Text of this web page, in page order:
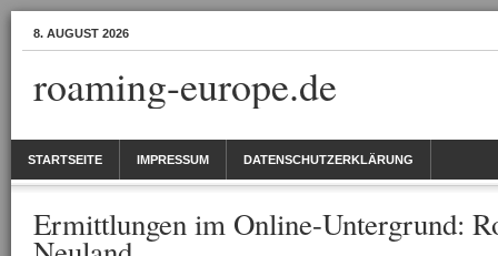
8. AUGUST 2026
roaming-europe.de
STARTSEITE IMPRESSUM DATENSCHUTZERKLÄRUNG
Ermittlungen im Online-Untergrund: